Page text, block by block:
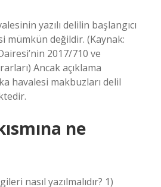
yazılı delilin başlangıcı
mümkün değildir. (Kaynak:
2017/710 ve
Ancak açıklama
havalesi makbuzları delil
ne
nasıl yazılmalıdır? 1)